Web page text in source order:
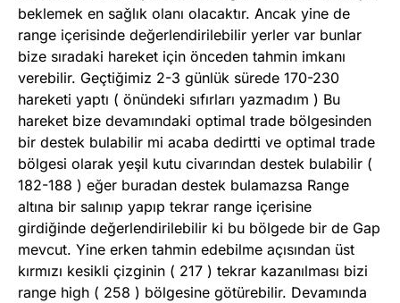
beklemek en sağlık olanı olacaktır. Ancak yine de
range içerisinde değerlendirilebilir yerler var bunlar
bize sıradaki hareket için önceden tahmin imkanı
verebilir. Geçtiğimiz 2-3 günlük sürede 170-230
hareketi yaptı ( önündeki sıfırları yazmadım ) Bu
hareket bize devamındaki optimal trade bölgesinden
bir destek bulabilir mi acaba dedirtti ve optimal trade
bölgesi olarak yeşil kutu civarından destek bulabilir (
182-188 ) eğer buradan destek bulamazsa Range
altına bir salınıp yapıp tekrar range içerisine
girdiğinde değerlendirilebilir ki bu bölgede bir de Gap
mevcut. Yine erken tahmin edebilme açısından üst
kırmızı kesikli çizginin ( 217 ) tekrar kazanılması bizi
range high ( 258 ) bölgesine götürebilir. Devamında